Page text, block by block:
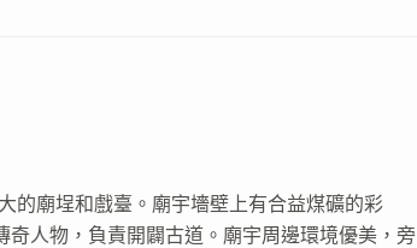
的廟埕和戲臺。廟宇墻壁上有合益煤礦的彩
人物，負責開闢古道。廟宇周邊環境優美，旁